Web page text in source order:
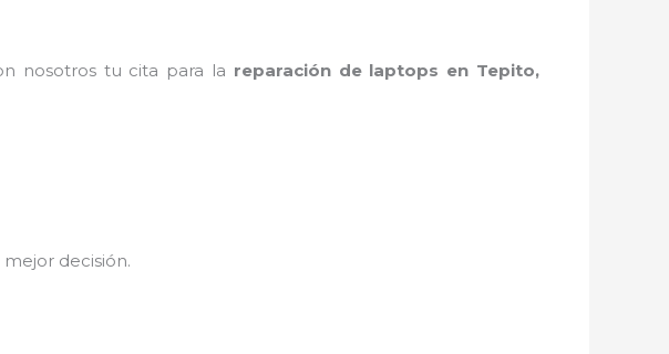
nosotros tu cita para la reparación de laptops en Tepito,
mejor decisión.